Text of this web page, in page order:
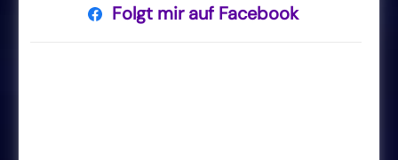
Folgt mir auf Facebook